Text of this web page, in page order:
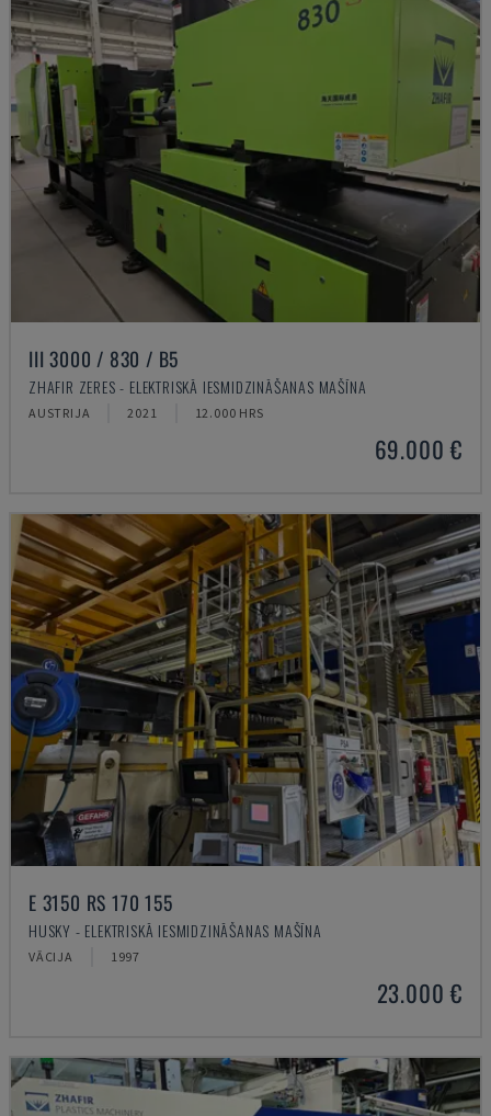
III 3000 / 830 / B5
ZHAFIR ZERES - ELEKTRISKĀ IESMIDZINĀŠANAS MAŠĪNA
AUSTRIJA 2021 12.000 HRS
69.000 €
E 3150 RS 170 155
HUSKY - ELEKTRISKĀ IESMIDZINĀŠANAS MAŠĪNA
VĀCIJA 1997
23.000 €